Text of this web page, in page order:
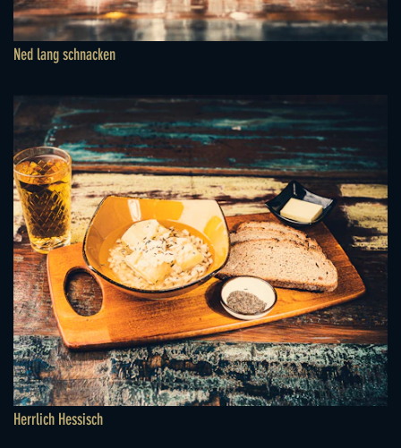
Ned lang schnacken
Herrlich Hessisch